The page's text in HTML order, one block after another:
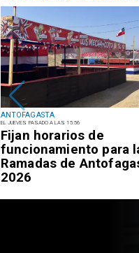
ANTOFAGASTA
EL JUEVES PASADO A LAS 15:56
Fijan horarios de
funcionamiento para
Ramadas de
2026